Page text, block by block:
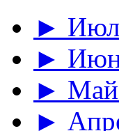
►
►
► Май
►